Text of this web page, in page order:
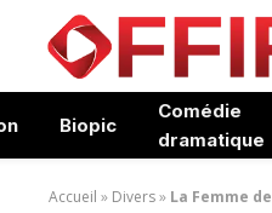
Biopic
Comédie
dramatique
Accueil » Divers» La Femme